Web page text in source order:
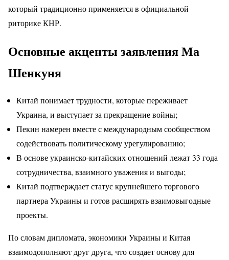
который традиционно применяется в официальной
риторике КНР.
Основные акценты заявления Ма
Шенкуня
Китай понимает трудности, которые переживает
Украина, и выступает за прекращение войны;
Пекин намерен вместе с международным сообществом
содействовать политическому урегулированию;
В основе украинско-китайских отношений лежат 33 года
сотрудничества, взаимного уважения и выгоды;
Китай подтверждает статус крупнейшего торгового
партнера Украины и готов расширять взаимовыгодные
проекты.
По словам дипломата, экономики Украины и Китая
взаимодополняют друг друга, что создает основу для